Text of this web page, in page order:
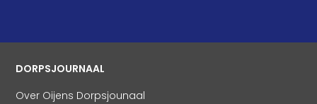
DORPSJOURNAAL
Over Oijens Dorpsjounaal